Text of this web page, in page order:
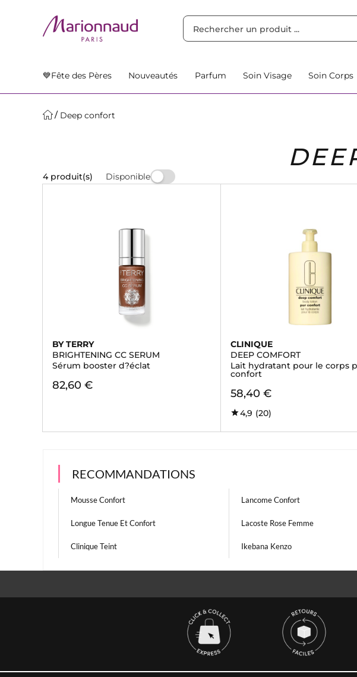
💙Fête des Pères Nouveautés Parfum Soin Visage Soin Corps
Deep confort
4 produit(s) Disponible
BY TERRY
BRIGHTENING CC SERUM
Sérum booster d?éclat
82,60 €
CLINIQUE
DEEP COMFORT
Lait hydratant pour le corps
confort
58,40 €
4,9 (20)
RECOMMANDATIONS
Mousse Confort Lancome Confort
Longue Tenue Et Confort Lacoste Rose Femme
Clinique Teint Ikebana Kenzo